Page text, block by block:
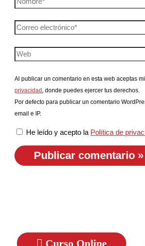
Al publicar un comentario en esta web aceptas
privacidad
, donde puedes ejercer tus derechos.
Por defecto para publicar un comentario
email e IP.
He leído y acepto la Política de
Curso Online